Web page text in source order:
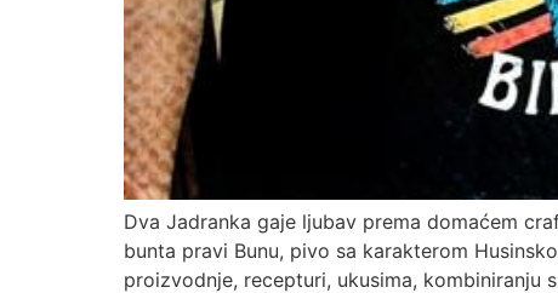
Dva Jadranka gaje ljubav prema domaćem
bunta pravi Bunu, pivo sa karakterom
proizvodnje, recepturi, ukusima, kombiniranju